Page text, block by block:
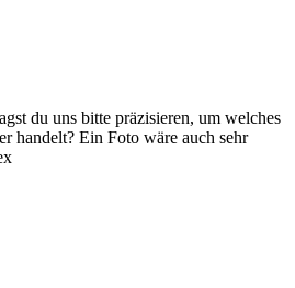
du uns bitte präzisieren, um welches
handelt? Ein Foto wäre auch sehr